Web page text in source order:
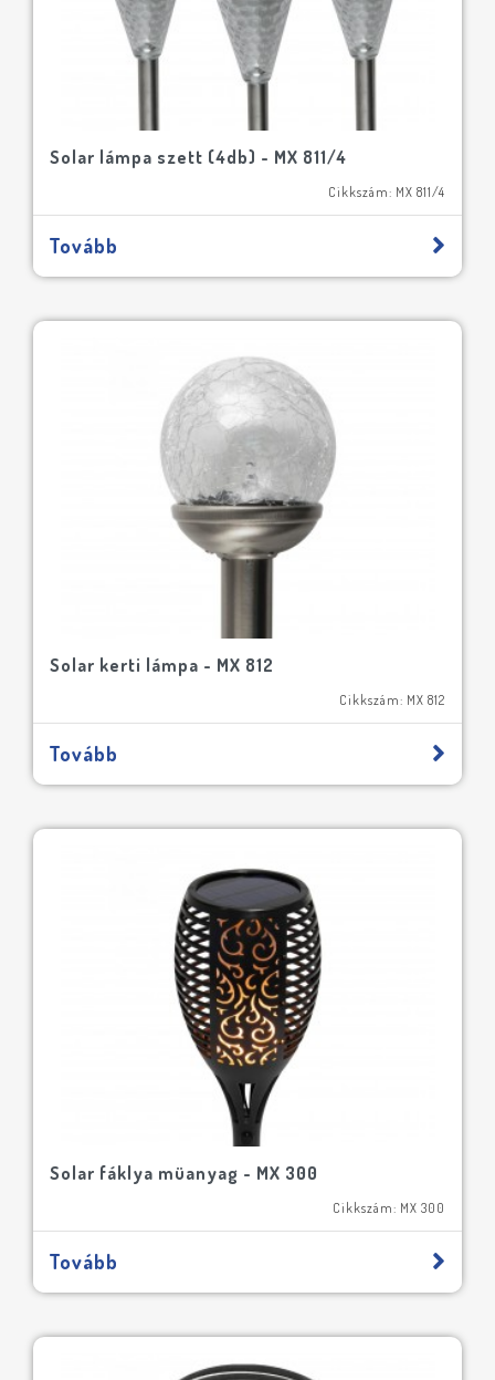
Solar lámpa szett (4db) - MX 811/4
Cikkszám: MX 811/4
Tovább
Solar kerti lámpa - MX 812
Cikkszám: MX 812
Tovább
Solar fáklya müanyag - MX 300
Cikkszám: MX 300
Tovább